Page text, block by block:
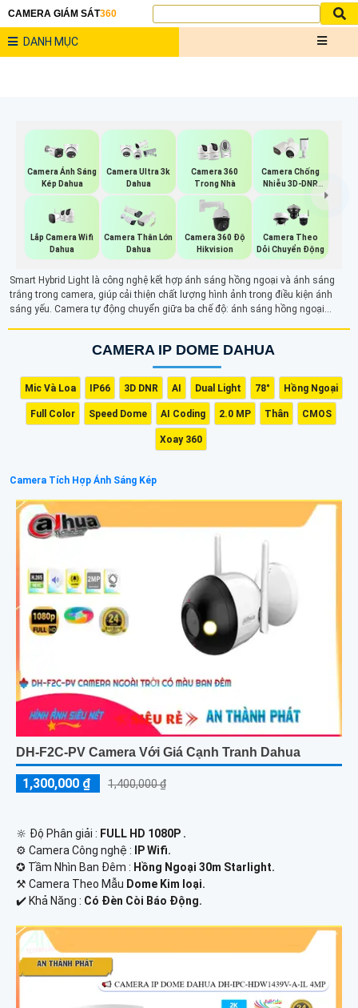
CAMERA GIÁM SÁT360
DANH MỤC
Camera Ánh Sáng
Kép Dahua
Camera Ultra 3k
Dahua
Camera 360
Trong Nhà
Camera Chống
Nhiễu 3D-DNR
Dahua
Lắp Camera Wifi
Dahua
Camera Thân Lớn
Dahua
Camera 360 Độ
Hikvision
Camera Theo
Dỏi Chuyển Động
Smart Hybrid Light là công nghệ kết hợp ánh sáng hồng ngoại và ánh sáng
trắng trong camera, giúp cải thiện chất lượng hình ảnh trong điều kiện ánh
sáng yếu. Camera tự động chuyển giữa ba chế độ: ánh sáng hồng ngoại
giám sát hiệu quả linh hoạt, cung cấp hình ảnh rõ nét cả ngày và đêm.
CAMERA IP DOME DAHUA
Mic Và Loa IP66 3D DNR AI Dual Light 78° Hồng Ngoại
Full Color Speed Dome AI Coding 2.0 MP Thân CMOS
Xoay 360
Camera Tích Hợp Ánh Sáng Kép
DH-F2C-PV Camera Với Giá Cạnh Tranh Dahua
1,300,000 ₫ 1,400,000 ₫
🔆 Độ Phân giải : FULL HD 1080P .
⚙ Camera Công nghệ :
IP Wifi.
✪ Tầm Nhìn Ban Đêm : Hồng Ngoại 30m Starlight.
⚒ Camera Theo Mẫu Dome Kim loại.
️✔️ Khả Năng : Có Ðèn Còi Báo Động.